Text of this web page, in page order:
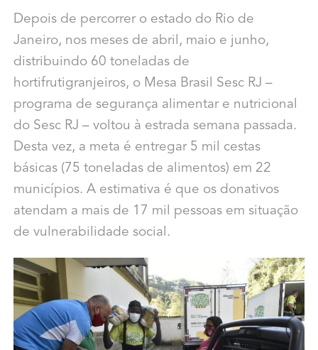
Depois de percorrer o estado do Rio de
Janeiro, nos meses de abril, maio e junho,
distribuindo 60 toneladas de
hortifrutigranjeiros, o Mesa Brasil Sesc RJ –
programa de segurança alimentar e nutricional
do Sesc RJ – voltou à estrada semana passada.
Desta vez, a meta é entregar 5 mil cestas
básicas (75 toneladas de alimentos) em 22
municípios. A estimativa é que os donativos
atendam a mais de 17 mil pessoas em situação
de vulnerabilidade social.